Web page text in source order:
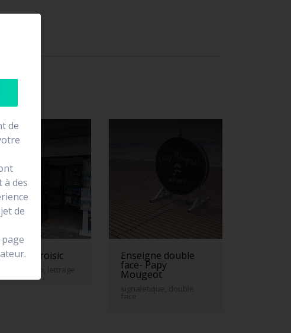
ici le croisic
neon, lettrage
Enseigne double
face- Papy
Mougeot
signaletique, double
face
de
à des
de